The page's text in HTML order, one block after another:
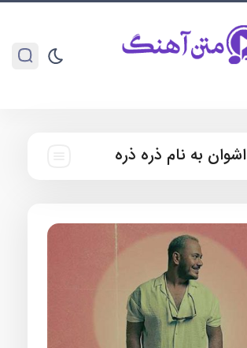
اشوان به نام ذره ذره